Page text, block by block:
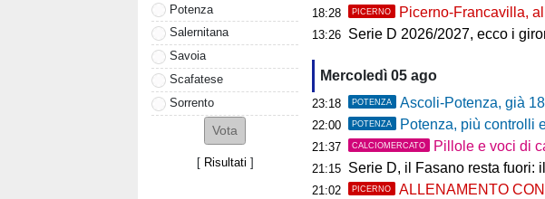
Potenza
Salernitana
Savoia
Scafatese
Sorrento
[ Risultati ]
18:28 PICERNO Picerno-Francavilla,
13:26 Serie D 2026/2027, ecco i gironi: Melfi
Mercoledì 05 ago
23:18 POTENZA Ascoli-Potenza, già 185 tifosi
22:00 POTENZA Potenza, più controlli e videosorveglianza
21:37 CALCIOMERCATO Pillole e voci di
21:15 Serie D, il Fasano resta fuori: il Melfi
21:02 PICERNO ALLENAMENTO